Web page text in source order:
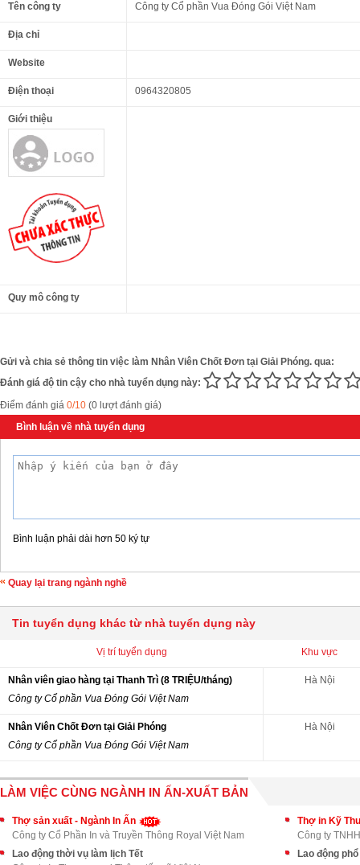
Tên công ty Công ty Cổ phần Vua Đóng Gói Việt Nam
Địa chỉ
Website
Điện thoại 0964320805
Giới thiệu
Quy mô công ty
Gửi và chia sẻ thông tin việc làm Nhân Viên Chốt Đơn tại Giải Phóng. qua:
Đánh giá độ tin cậy cho nhà tuyển dụng này:
Điểm đánh giá 0/10 (0 lượt đánh giá)
Bình luận về nhà tuyển dụng
Bình luận phải dài hơn 50 ký tự
Quay lại trang ngành nghề
Tin tuyển dụng khác từ nhà tuyển dụng này
Vị trí tuyển dụng Khu vực
Nhân viên giao hàng tại Thanh Trì (8 TRIỆU/tháng)
Công ty Cổ phần Vua Đóng Gói Việt Nam
Hà Nội
Nhân Viên Chốt Đơn tại Giải Phóng
Công ty Cổ phần Vua Đóng Gói Việt Nam
Hà Nội
LÀM VIỆC CÙNG NGÀNH IN ẤN-XUẤT BẢN
Thợ sản xuất - Ngành In Ấn
Công ty Cổ Phần In và Truyền Thông Royal Việt Nam
Thợ in Kỹ
Công ty
Lao động thời vụ làm lịch Tết
Lao động